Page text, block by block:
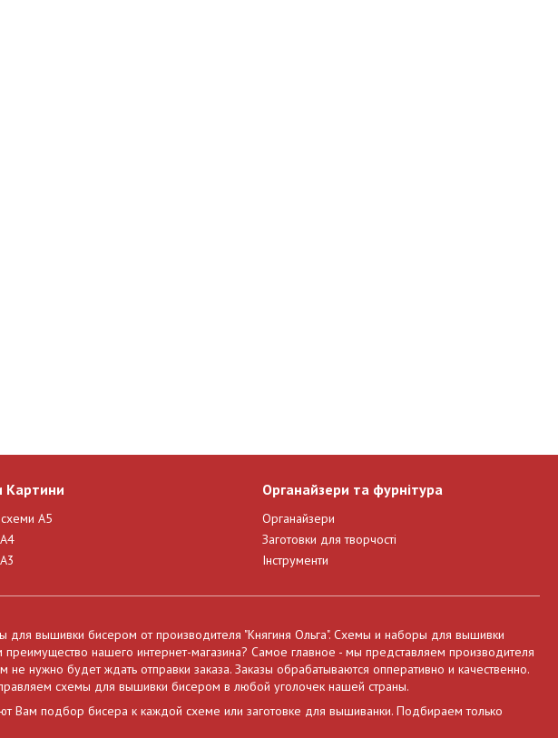
Картини
схеми А5
Органайзери та фурнітура
Органайзери
Заготовки для творчості
Інструменти
для вышивки бисером от производителя "Княгиня Ольга". Схемы и наборы для вышивки
нашего интернет-магазина? Самое главное - мы представляем производителя
нужно будет ждать отправки заказа. Заказы обрабатываются опперативно и качественно.
схемы для вышивки бисером в любой уголочек нашей страны.
Вам подбор бисера к каждой схеме или заготовке для вышиванки. Подбираем только